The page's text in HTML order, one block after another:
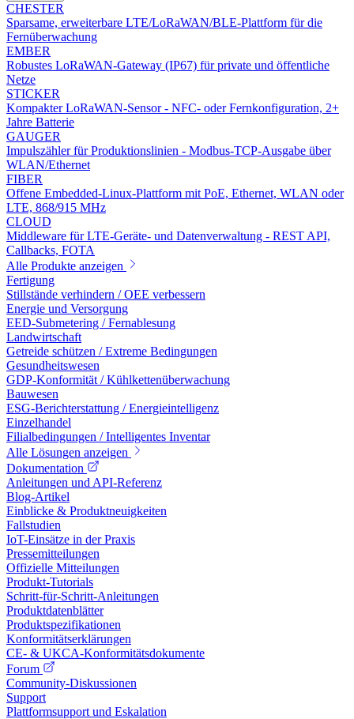
CHESTER
Sparsame, erweiterbare LTE/LoRaWAN/BLE-Plattform für die
Fernüberwachung
EMBER
Robustes LoRaWAN-Gateway (IP67) für private und öffentliche
Netze
STICKER
Kompakter LoRaWAN-Sensor - NFC- oder Fernkonfiguration, 2+
Jahre Batterie
GAUGER
Impulszähler für Produktionslinien - Modbus-TCP-Ausgabe über
WLAN/Ethernet
FIBER
Offene Embedded-Linux-Plattform mit PoE, Ethernet, WLAN oder
LTE, 868/915 MHz
CLOUD
Middleware für LTE-Geräte- und Datenverwaltung - REST API,
Callbacks, FOTA
Alle Produkte anzeigen
Fertigung
Stillstände verhindern / OEE verbessern
Energie und Versorgung
EED-Submetering / Fernablesung
Landwirtschaft
Getreide schützen / Extreme Bedingungen
Gesundheitswesen
GDP-Konformität / Kühlkettenüberwachung
Bauwesen
ESG-Berichterstattung / Energieintelligenz
Einzelhandel
Filialbedingungen / Intelligentes Inventar
Alle Lösungen anzeigen
Dokumentation
Anleitungen und API-Referenz
Blog-Artikel
Einblicke & Produktneuigkeiten
Fallstudien
IoT-Einsätze in der Praxis
Pressemitteilungen
Offizielle Mitteilungen
Produkt-Tutorials
Schritt-für-Schritt-Anleitungen
Produktdatenblätter
Produktspezifikationen
Konformitätserklärungen
CE- & UKCA-Konformitätsdokumente
Forum
Community-Diskussionen
Support
Plattformsupport und Eskalation